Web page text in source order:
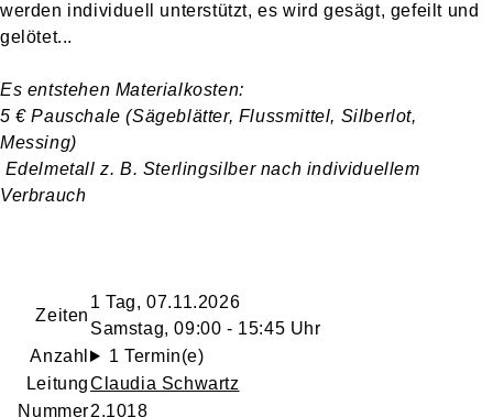
werden individuell unterstützt, es wird gesägt, gefeilt und
gelötet...
Es entstehen Materialkosten:
5 € Pauschale (Sägeblätter, Flussmittel, Silberlot,
Messing)
Edelmetall z. B. Sterlingsilber nach individuellem
Verbrauch
Zeiten
1 Tag, 07.11.2026
Samstag, 09:00 - 15:45 Uhr
Anzahl
1 Termin(e)
LeitungClaudia Schwartz
Nummer2.1018